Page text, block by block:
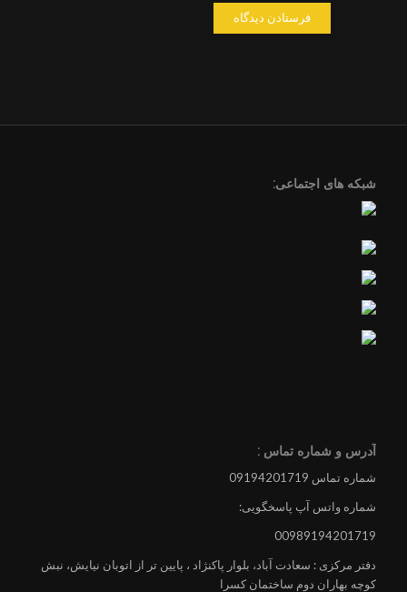
شبکه های اجتماعی:
آدرس و شماره تماس :
شماره تماس 09194201719
شماره واتس آپ پاسخگویی:
00989194201719
دفتر مرکزی : سعادت آباد، بلوار پاکنژاد ، پایین تر از اتوبان نیایش، نبش
کوچه بهاران دوم ساختمان کسرا